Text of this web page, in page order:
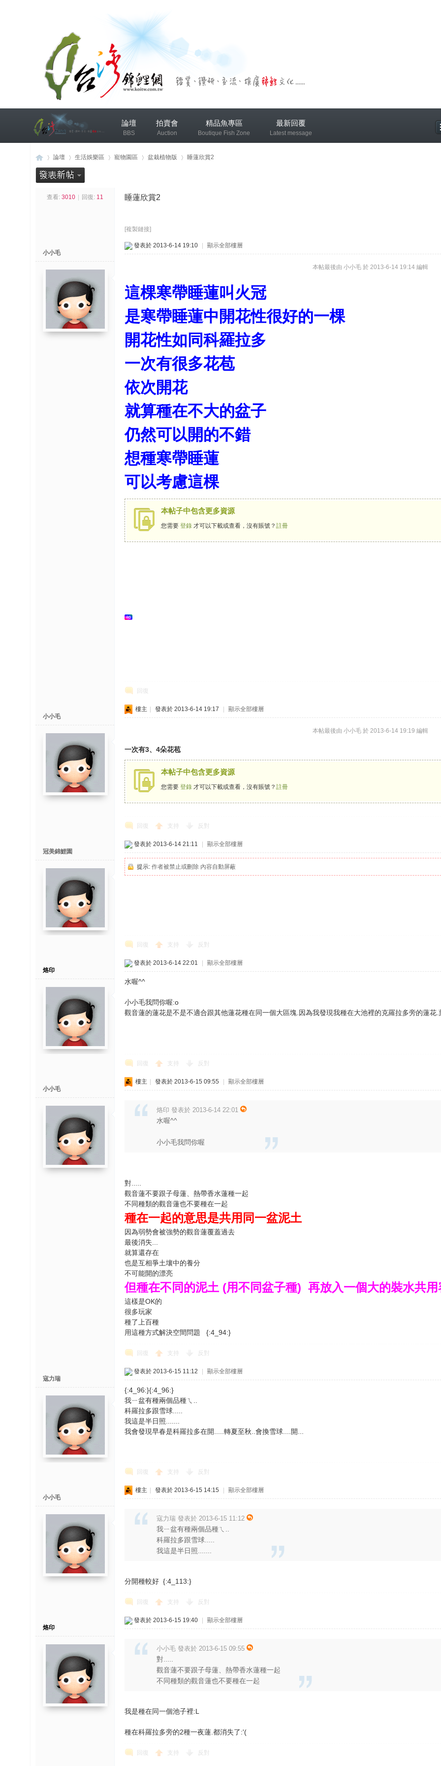
論壇
BBS
拍賣會
Auction
精品魚專區
Boutique Fish Zone
最新回覆
Latest message
錦鯉協會專區 錦鯉討論專區
論壇
›
生活娛樂區 寵物園區
›
盆栽植物版 睡蓮欣賞2
查看: 3010 回復: 11 睡蓮欣賞2
[複製鏈接]
小小毛
發表於 2013-6-14 19:10 顯示全部樓層
本帖最後由 小小毛 於 2013-6-14 19:14 編輯
這棵寒帶睡蓮叫火冠
是寒帶睡蓮中開花性很好的一棵
開花性如同科羅拉多
一次有很多花苞
依次開花
就算種在不大的盆子
仍然可以開的不錯
想種寒帶睡蓮
可以考慮這棵
本帖子中包含更多資源
您需要 登錄 才可以下載或查看，沒有賬號？ 註冊
回復
小小毛
樓主 發表於 2013-6-14 19:17 顯示全部樓層
本帖最後由 小小毛 於 2013-6-14 19:19 編輯
一次有3、4朵花苞
本帖子中包含更多資源
您需要 登錄 才可以下載或查看，沒有賬號？ 註冊
回復 支持 反對
冠美錦鯉園
發表於 2013-6-14 21:11 顯示全部樓層
提示: 作者被禁止或刪除 內容自動屏蔽
回復 支持 反對
烙印
發表於 2013-6-14 22:01 顯示全部樓層
水喔^^
小小毛我問你喔:o
觀音蓮的蓮花是不是不適合跟其他蓮花種在同一個大區塊.因為我發現我種在大池裡的克羅拉多旁的蓮花
回復 支持 反對
小小毛
樓主 發表於 2013-6-15 09:55 顯示全部樓層
烙印 發表於 2013-6-14 22:01
水喔^^
小小毛我問你喔
對.....
觀音蓮不要跟子母蓮、熱帶香水蓮種一起
不同種類的觀音蓮也不要種在一起
種在一起的意思是共用同一盆泥土
因為弱勢會被強勢的觀音蓮覆蓋過去
最後消失...
就算還存在
也是互相爭土壤中的養分
不可能開的漂亮
但種在不同的泥土 (用不同盆子種) 再放入一個大的裝水共用
這樣是OK的
很多玩家
種了上百種
用這種方式解決空間問題
{:4_94:}
回復 支持 反對
寇力瑞
發表於 2013-6-15 11:12 顯示全部樓層
{:4_96:}{:4_96:}
我ㄧ盆有種兩個品種ㄟ..
科羅拉多跟雪球.....
我這是半日照.......
我會發現早春是科羅拉多在開.....轉夏至秋..會換雪球....開...
回復 支持 反對
小小毛
樓主 發表於 2013-6-15 14:15 顯示全部樓層
寇力瑞 發表於 2013-6-15 11:12
我ㄧ盆有種兩個品種ㄟ..
科羅拉多跟雪球.....
我這是半日照.......
分開種較好 {:4_113:}
回復 支持 反對
烙印
發表於 2013-6-15 19:40 顯示全部樓層
小小毛 發表於 2013-6-15 09:55
對.....
觀音蓮不要跟子母蓮、熱帶香水蓮種一起
不同種類的觀音蓮也不要種在一起
我是種在同一個池子裡:L
種在科羅拉多旁的2種一夜蓮.都消失了:'(
回復 支持 反對